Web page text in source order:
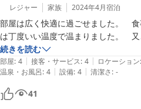
レジャー 家族 2024年4月宿泊
部屋は広く快適に過ごせました。　
は丁度いい温度で温まりました。　又
続きを読む
部屋: 4 | 接客・サービス: 4 | ロケーション:
温泉・お風呂: 4 | 設備: 4 | 清潔さ: -
41